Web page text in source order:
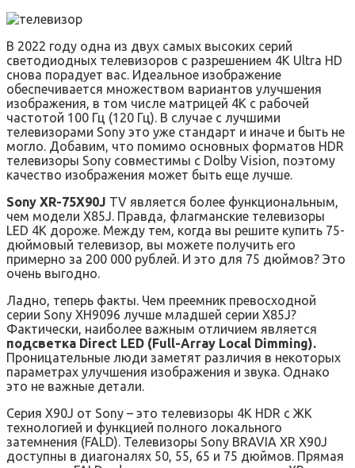
В 2022 году одна из двух самых высоких серий
светодиодных телевизоров с разрешением 4K Ultra HD
снова порадует вас. Идеальное изображение
обеспечивается множеством вариантов улучшения
изображения, в том числе матрицей 4K с рабочей
частотой 100 Гц (120 Гц). В случае с лучшими
телевизорами Sony это уже стандарт и иначе и быть не
могло. Добавим, что помимо основных форматов HDR
телевизоры Sony совместимы с Dolby Vision, поэтому
качество изображения может быть еще лучше.
Sony XR-75X90J TV является более функциональным,
чем модели X85J. Правда, флагманские телевизоры
LED 4K дороже. Между тем, когда вы решите купить 75-
дюймовый телевизор, вы можете получить его
примерно за 200 000 рублей. И это для 75 дюймов? Это
очень выгодно.
Ладно, теперь факты. Чем преемник превосходной
серии Sony XH9096 лучше младшей серии X85J?
Фактически, наиболее важным отличием является
подсветка Direct LED (Full-Array Local Dimming).
Проницательные люди заметят различия в некоторых
параметрах улучшения изображения и звука. Однако
это не важные детали.
Серия X90J от Sony – это телевизоры 4K HDR с ЖК
технологией и функцией полного локального
затемнения (FALD). Телевизоры Sony BRAVIA XR X90J
доступны в диагоналях 50, 55, 65 и 75 дюймов. Прямая